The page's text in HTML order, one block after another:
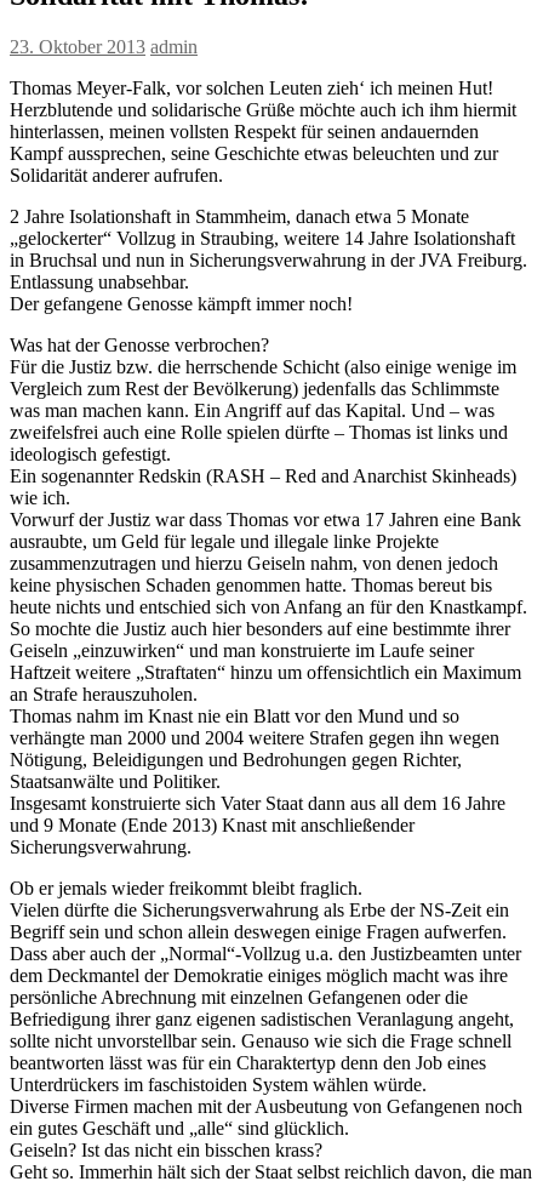
23. Oktober 2013 admin
Thomas Meyer-Falk, vor solchen Leuten zieh‘ ich meinen Hut!
Herzblutende und solidarische Grüße möchte auch ich ihm hiermit
hinterlassen, meinen vollsten Respekt für seinen andauernden
Kampf aussprechen, seine Geschichte etwas beleuchten und zur
Solidarität anderer aufrufen.
2 Jahre Isolationshaft in Stammheim, danach etwa 5 Monate
„gelockerter“ Vollzug in Straubing, weitere 14 Jahre Isolationshaft
in Bruchsal und nun in Sicherungsverwahrung in der JVA Freiburg.
Entlassung unabsehbar.
Der gefangene Genosse kämpft immer noch!
Was hat der Genosse verbrochen?
Für die Justiz bzw. die herrschende Schicht (also einige wenige im
Vergleich zum Rest der Bevölkerung) jedenfalls das Schlimmste
was man machen kann. Ein Angriff auf das Kapital. Und – was
zweifelsfrei auch eine Rolle spielen dürfte – Thomas ist links und
ideologisch gefestigt.
Ein sogenannter Redskin (RASH – Red and Anarchist Skinheads)
wie ich.
Vorwurf der Justiz war dass Thomas vor etwa 17 Jahren eine Bank
ausraubte, um Geld für legale und illegale linke Projekte
zusammenzutragen und hierzu Geiseln nahm, von denen jedoch
keine physischen Schaden genommen hatte. Thomas bereut bis
heute nichts und entschied sich von Anfang an für den Knastkampf.
So mochte die Justiz auch hier besonders auf eine bestimmte ihrer
Geiseln „einzuwirken“ und man konstruierte im Laufe seiner
Haftzeit weitere „Straftaten“ hinzu um offensichtlich ein Maximum
an Strafe herauszuholen.
Thomas nahm im Knast nie ein Blatt vor den Mund und so
verhängte man 2000 und 2004 weitere Strafen gegen ihn wegen
Nötigung, Beleidigungen und Bedrohungen gegen Richter,
Staatsanwälte und Politiker.
Insgesamt konstruierte sich Vater Staat dann aus all dem 16 Jahre
und 9 Monate (Ende 2013) Knast mit anschließender
Sicherungsverwahrung.
Ob er jemals wieder freikommt bleibt fraglich.
Vielen dürfte die Sicherungsverwahrung als Erbe der NS-Zeit ein
Begriff sein und schon allein deswegen einige Fragen aufwerfen.
Dass aber auch der „Normal“-Vollzug u.a. den Justizbeamten unter
dem Deckmantel der Demokratie einiges möglich macht was ihre
persönliche Abrechnung mit einzelnen Gefangenen oder die
Befriedigung ihrer ganz eigenen sadistischen Veranlagung angeht,
sollte nicht unvorstellbar sein. Genauso wie sich die Frage schnell
beantworten lässt was für ein Charaktertyp denn den Job eines
Unterdrückers im faschistoiden System wählen würde.
Diverse Firmen machen mit der Ausbeutung von Gefangenen noch
ein gutes Geschäft und „alle“ sind glücklich.
Geiseln? Ist das nicht ein bisschen krass?
Geht so. Immerhin hält sich der Staat selbst reichlich davon, die man